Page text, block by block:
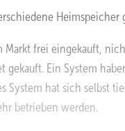
Heimspeicher
Markt frei eingekauft,
gekauft. Ein System
System hat sich selbst
betrieben werden.